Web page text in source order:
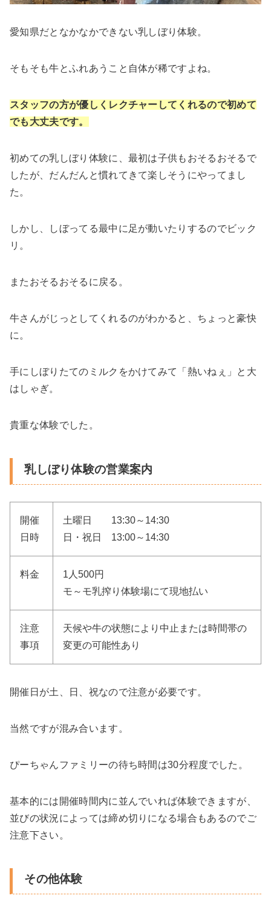
愛知県だとなかなかできない乳しぼり体験。
そもそも牛とふれあうこと自体が稀ですよね。
スタッフの方が優しくレクチャーしてくれるので初めて
でも大丈夫です。
初めての乳しぼり体験に、最初は子供もおそるおそるで
したが、だんだんと慣れてきて楽しそうにやってまし
た。
しかし、しぼってる最中に足が動いたりするのでビック
リ。
またおそるおそるに戻る。
牛さんがじっとしてくれるのがわかると、ちょっと豪快
に。
手にしぼりたてのミルクをかけてみて「熱いねぇ」と大
はしゃぎ。
貴重な体験でした。
乳しぼり体験の営業案内
開催
日時
土曜日 13:30～14:30
日・祝日 13:00～14:30
料金
1人500円
モ～モ乳搾り体験場にて現地払い
注意
事項
天候や牛の状態により中止または時間帯の
変更の可能性あり
開催日が土、日、祝なので注意が必要です。
当然ですが混み合います。
ぴーちゃんファミリーの待ち時間は30分程度でした。
基本的には開催時間内に並んでいれば体験できますが、
並びの状況によっては締め切りになる場合もあるのでご
注意下さい。
その他体験